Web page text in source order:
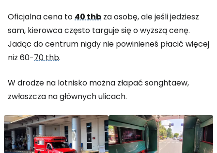
Oficjalna cena to40 thb za osobę, ale jeśli jedziesz
sam, kierowca często targuje się o wyższą cenę.
Jadąc do centrum nigdy nie powinieneś płacić więcej
niż 60-70 thb.
W drodze na lotnisko można złapać songhtaew,
zwłaszcza na głównych ulicach.